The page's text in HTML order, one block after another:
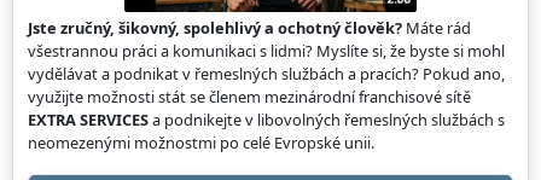
Jste zručný, šikovný, spolehlivý a ochotný člověk? Máte rád
všestrannou práci a komunikaci s lidmi? Myslíte si, že byste si mohl
vydělávat a podnikat v řemeslných službách a pracích? Pokud ano,
využijte možnosti stát se členem mezinárodní franchisové sítě
EXTRA SERVICESa podnikejte v libovolných řemeslných službách s
neomezenými možnostmi po celé Evropské unii.